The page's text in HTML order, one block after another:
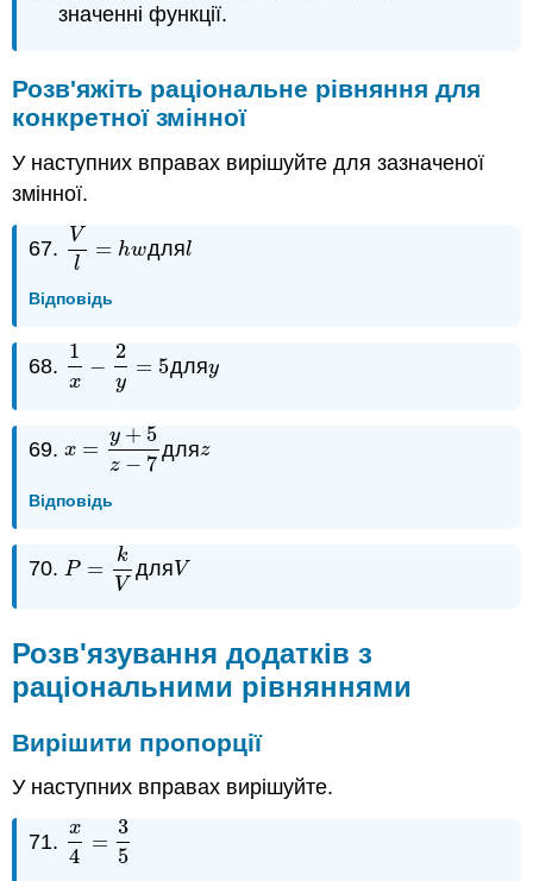
значенні функції.
Розв'яжіть раціональне рівняння для
конкретної змінної
У наступних вправах вирішуйте для зазначеної
змінної.
67.
V
l
= hw
Vl=hw дляl
l
Відповідь
68.
1
x
−
2
y
= 5
1x −2 y= 5 дляy
y
69.x =
y + 5
z − 7
x=y +5z−7дляz
z
Відповідь
70.P =
k
V
P=k V дляV
V
Розв'язування додатків з
раціональними рівняннями
Вирішити пропорції
У наступних вправах вирішуйте.
71.
x
4
=
3
5
x4 =3 5